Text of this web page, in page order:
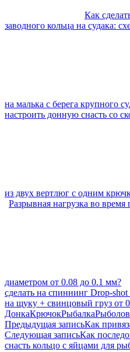
Как
заводного кольца на судака:
на малька с берега крупного
настроить донную снасть со
из двух вертлюг с одним
Разрывная нагрузка во
диаметром от 0.08 до 0.1 мм?
сделать на спиннинг Drop-
на щуку + свинцовый груз от
ДонкаКрючокРыбалка
Навигация
по
Предыдущая записьКак
Следующая записьКак
снасть кольцо с яйцами для